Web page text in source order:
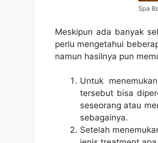
Spa
Meskipun ada banyak
perlu mengetahui
namun hasilnya pun
Untuk
tersebut bisa
seseorang atau
sebagainya.
Setelah